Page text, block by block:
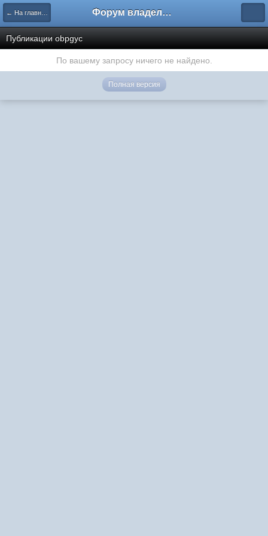
← На главную Форум владельцев интернет-магазинов
Публикации obpgyc
По вашему запросу ничего не найдено.
Полная версия